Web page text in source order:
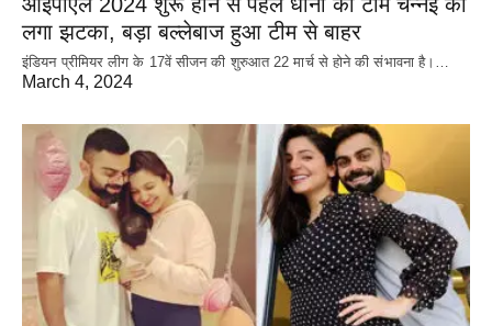
लगा झटका, बड़ा बल्लेबाज हुआ टीम से बाहर
इंडियन प्रीमियर लीग के 17वें सीजन की शुरुआत 22 मार्च से होने की संभावना है।…
March 4, 2024